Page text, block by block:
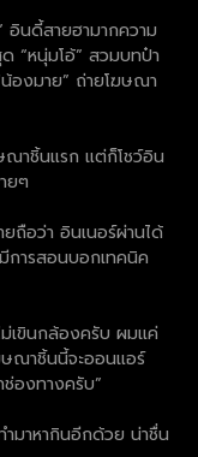
อินดี้สายฮามากความ
“หนุ่มโอ้” สวมบทป๋า
องมาย” ถ่ายโฆษณา
ณาชิ้นแรก แต่ก็โชว์อิน
ยๆ
ถือว่า อินเนอร์ผ่านได้
การสอนบอกเทคนิค
ม่เขินกล้องครับ ผมแค่
ษณาชิ้นนี้จะออนแอร์
องทางครับ”
มาหากินอีกด้วย น่าชื่น